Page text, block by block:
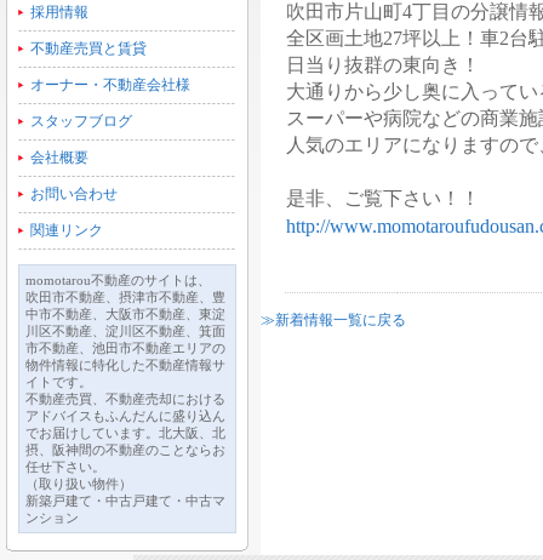
採用情報
不動産売買と賃貸
オーナー・不動産会社様
スタッフブログ
会社概要
お問い合わせ
関連リンク
momotarou不動産のサイトは、
吹田市不動産、摂津市不動産、豊
中市不動産、大阪市不動産、東淀
川区不動産、淀川区不動産、箕面
市不動産、池田市不動産エリアの
物件情報に特化した不動産情報サ
イトです。
不動産売買、不動産売却における
アドバイスもふんだんに盛り込ん
でお届けしています。北大阪、北
摂、阪神間の不動産のことならお
任せ下さい。
（取り扱い物件）
新築戸建て・中古戸建て・中古マ
ンション
吹田市片山町4丁目の分譲情
全区画土地27坪以上！車2台
日当り抜群の東向き！
大通りから少し奥に入って
スーパーや病院などの商業
人気のエリアになりますの
是非、ご覧下さい！！
http://
≫新着情報一覧に戻る